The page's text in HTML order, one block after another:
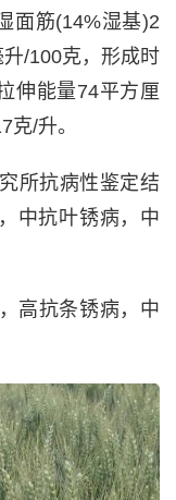
面筋(14%湿基)2
/100克，形成时
伸能量74平方厘
/升。
所抗病性鉴定结
中抗叶锈病，中
高抗条锈病，中